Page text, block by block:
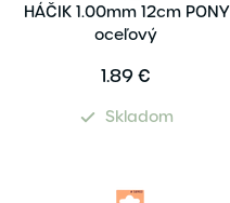
HÁČIK 1.00mm 12cm PONY
oceľový
1.89 €
Skladom